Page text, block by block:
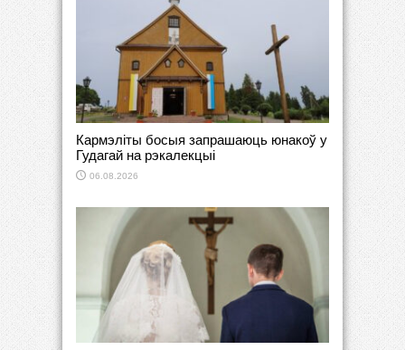
Кармэліты босыя запрашаюць юнакоў у
Гудагай на рэкалекцыі
06.08.2026